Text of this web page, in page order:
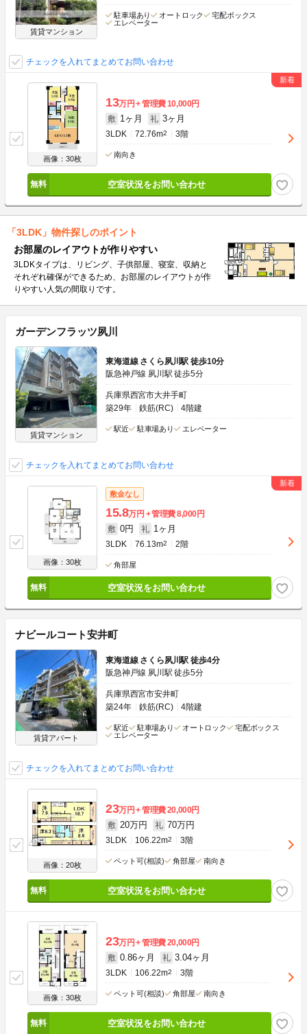
賃貸マンション
駐車場あり オートロック
宅配ボックス
エレベーター
チェックを入れてまとめてお問い合わせ
画像：30枚
13万円 管理費10,000円
敷 1ヶ月 礼 3ヶ月
3LDK 72.76m2 3階
南向き
空室状況をお問い合わせ
「3LDK」物件探しのポイント
お部屋のレイアウトが作りやすい
3LDKタイプは、リビング、子供部屋、寝室、収納と
それぞれ確保ができるため、お部屋のレイアウトが作
りやすい人気の間取りです。
ガーデンフラッツ夙川
賃貸マンション
東海道線 さくら夙川駅 徒歩10分
阪急神戸線 夙川駅 徒歩5分
兵庫県西宮市大井手町
築29年
鉄筋(RC) 4階建
駅近 駐車場あり エレベーター
チェックを入れてまとめてお問い合わせ
画像：30枚
敷金なし
15.8万円 管理費8,000円
敷 0円 礼 1ヶ月
3LDK 76.13m2 2階
角部屋
空室状況をお問い合わせ
ナビールコート安井町
賃貸アパート
東海道線 さくら夙川駅 徒歩4分
阪急神戸線 夙川駅 徒歩5分
兵庫県西宮市安井町
築24年
鉄筋(RC) 4階建
駅近 駐車場あり オートロック
宅配ボックス
エレベーター
チェックを入れてまとめてお問い合わせ
画像：20枚
23万円 管理費20,000円
敷 20万円 礼 70万円
3LDK 106.22m2 3階
ペット可(相談) 角部屋 南向き
空室状況をお問い合わせ
画像：30枚
23万円 管理費20,000円
敷 0.86ヶ月 礼 3.04ヶ月
3LDK 106.22m2 3階
ペット可(相談) 角部屋 南向き
空室状況をお問い合わせ